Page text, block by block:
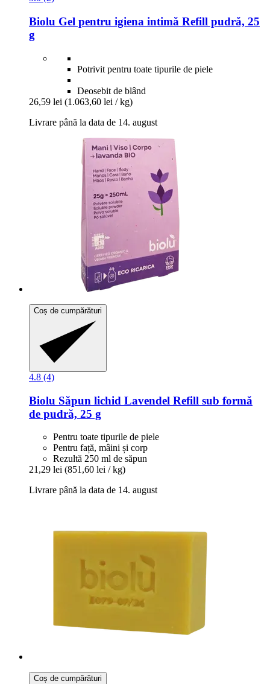
Biolu Gel pentru igiena intimă Refill pudră, 25
g
Potrivit pentru toate tipurile de piele
Deosebit de blând
26,59 lei (1.063,60 lei / kg)
Livrare până la data de 14. august
Coș de cumpărături
4.8 (4)
Biolu Săpun lichid Lavendel Refill sub formă
de pudră, 25 g
Pentru toate tipurile de piele
Pentru față, mâini și corp
Rezultă 250 ml de săpun
21,29 lei (851,60 lei / kg)
Livrare până la data de 14. august
Coș de cumpărături